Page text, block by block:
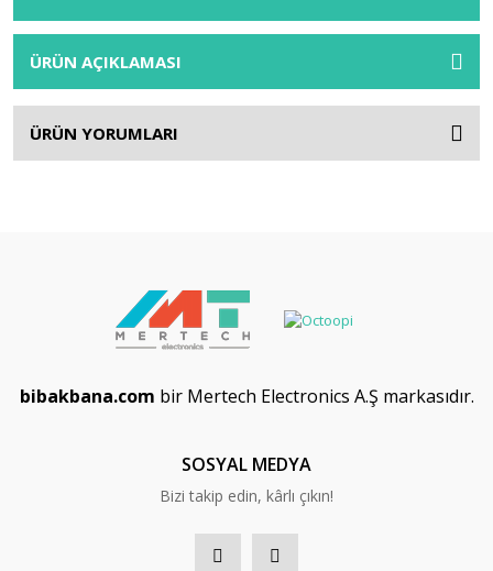
ÜRÜN AÇIKLAMASI
ÜRÜN YORUMLARI
bibakbana.com bir Mertech Electronics A.Ş markasıdır.
SOSYAL MEDYA
Bizi takip edin, kârlı çıkın!